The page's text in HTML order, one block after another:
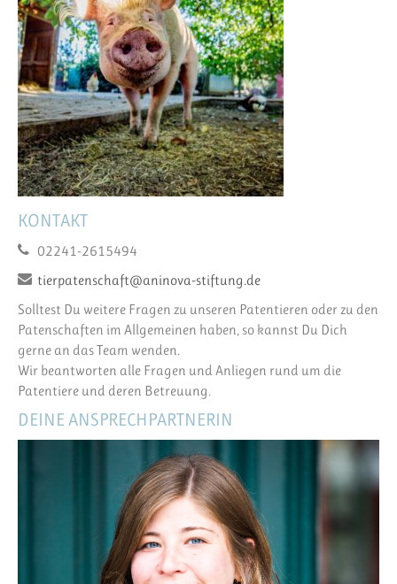
KONTAKT
02241-2615494
tierpatenschaft@aninova-stiftung.de
Solltest Du weitere Fragen zu unseren Patentieren oder zu den
Patenschaften im Allgemeinen haben, so kannst Du Dich
gerne an das Team wenden.
Wir beantworten alle Fragen und Anliegen rund um die
Patentiere und deren Betreuung.
DEINE ANSPRECHPARTNERIN